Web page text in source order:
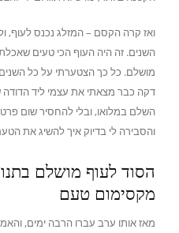
ואז קרה הקסם – המזלג נכנס לעוף,
השנים. זה היה העוף הכי טעים
מושלם. כל כך הצטערתי על כל
דקה כבר מצאתי את עצמי ליד
השלם במלואו, ובלי להחסיר שום
והסבירה לי בדיוק איך להשיג את
הסוד לעוף מושלם
מקסימום טעם
מאז אותו ערב עברו הרבה ימים,